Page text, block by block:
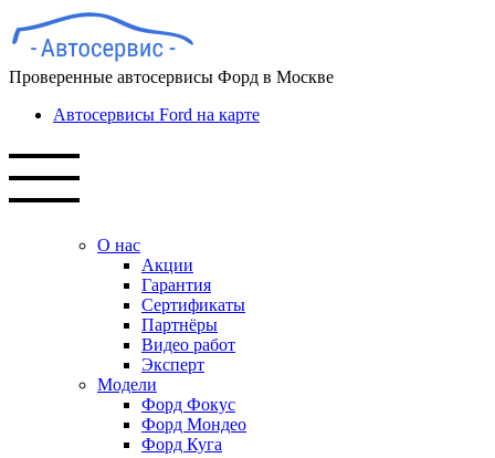
Проверенные автосервисы Форд в Москве
Автосервисы Ford на карте
О нас
Акции
Гарантия
Сертификаты
Партнёры
Видео работ
Эксперт
Модели
Форд Фокус
Форд Мондео
Форд Куга